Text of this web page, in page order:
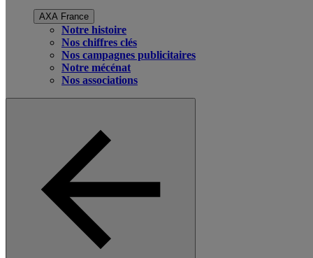
AXA France
Notre histoire
Nos chiffres clés
Nos campagnes publicitaires
Notre mécénat
Nos associations